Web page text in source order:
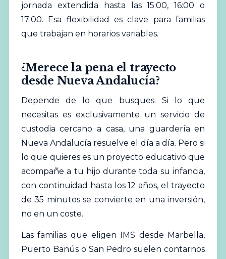
jornada extendida hasta las 15:00, 16:00 o
17:00. Esa flexibilidad es clave para familias
que trabajan en horarios variables.
¿Merece la pena el trayecto
desde Nueva Andalucía?
Depende de lo que busques. Si lo que
necesitas es exclusivamente un servicio de
custodia cercano a casa, una guardería en
Nueva Andalucía resuelve el día a día. Pero si
lo que quieres es un proyecto educativo que
acompañe a tu hijo durante toda su infancia,
con continuidad hasta los 12 años, el trayecto
de 35 minutos se convierte en una inversión,
no en un coste.
Las familias que eligen IMS desde Marbella,
Puerto Banús o San Pedro suelen contarnos